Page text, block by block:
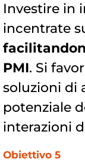
Investire in
incentrate
PMI. Si
soluzioni di
potenziale
interazioni
Obiettivo 5